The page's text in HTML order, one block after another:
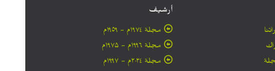
أرشيف
مجلة ۱۹۷٤م - ١٩٥٩م
مجلة ۱۹۹٦م - ۱۹۷۵م
مجلة ۲۰۲٤م - ۱۹۹۷م